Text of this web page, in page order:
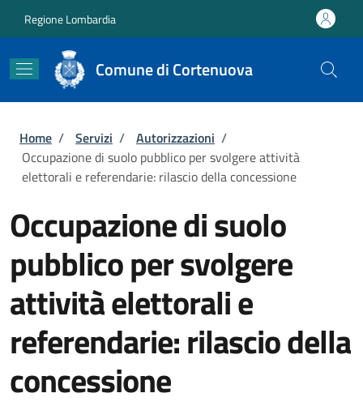
Regione Lombardia
Comune di Cortenuova
Briciole di pane
Home / Servizi / Autorizzazioni /
Occupazione di suolo pubblico per svolgere attività
elettorali e referendarie: rilascio della concessione
Occupazione di suolo
pubblico per svolgere
attività elettorali e
referendarie: rilascio della
concessione